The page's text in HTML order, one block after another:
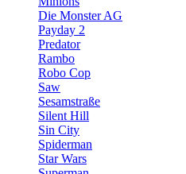
Die Monster AG
Payday 2
Predator
Rambo
Robo Cop
Saw
Sesamstraße
Silent Hill
Sin City
Spiderman
Star Wars